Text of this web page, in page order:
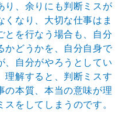
り、余りにも判断ミスが
くなり、大切な仕事はま
とを行なう場合も、自分
かどうかを、自分自身で
、自分がやろうとしてい
理解すると、判断ミスす
の本質、本当の意味が理
をしてしまうのです。